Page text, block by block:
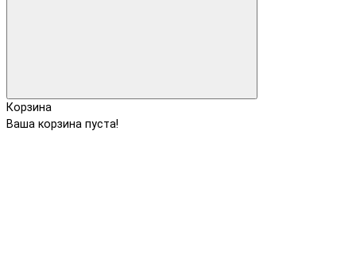
Корзина
Ваша корзина пуста!